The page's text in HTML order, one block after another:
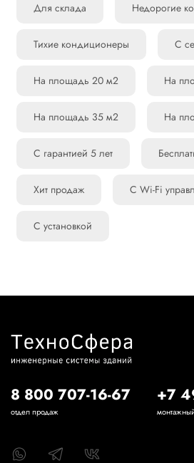
Для склада Недорогие
Тихие кондиционеры С
На площадь 20 м2 На
На площадь 35 м2 На
С гарантией 5 лет
Хит продаж С Wi-Fi
С установкой
8 800 707-16-67
отдел продаж
+7